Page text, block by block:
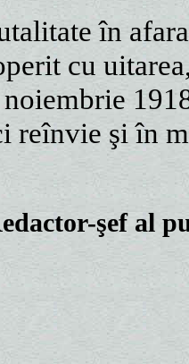
în
cu
reînvie şi în
şef al